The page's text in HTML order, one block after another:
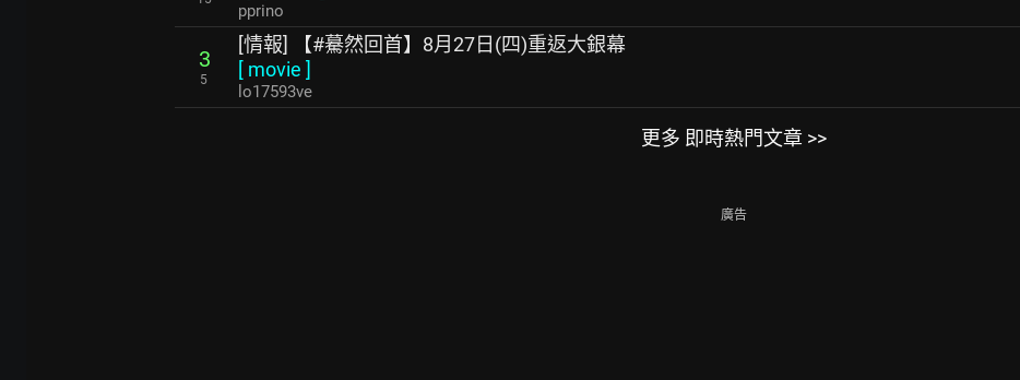
pprino
3
5
[情報] 【#驀然回首】8月27日(四)重返大銀幕
[ movie ]
lo17593ve
更多 即時熱門文章 >>
廣告